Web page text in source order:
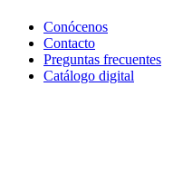
Conócenos
Contacto
Preguntas frecuentes
Catálogo digital